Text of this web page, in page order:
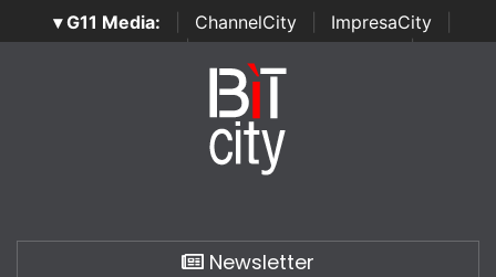
▾ G11 Media: ChannelCity ImpresaCity
SecurityOpenLab | Italian Channel Awards | Italian
Italian Security Awards
Newsletter